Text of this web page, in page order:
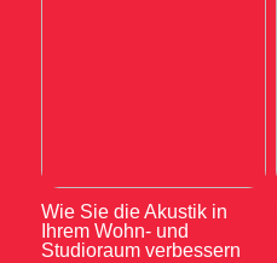
Wie Sie die Akustik in
Ihrem Wohn- und
Studioraum verbessern